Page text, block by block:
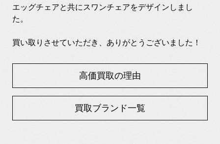
エッグチェアと共にスワンチェアをデザインしまし
た。
買い取りさせていただき、ありがとうございました！
高価買取の理由
買取ブランド一覧